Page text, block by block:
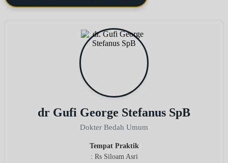
dr Gufi George Stefanus SpB
Dokter Bedah Umum
Tempat Praktik
: Rs Siloam Asri